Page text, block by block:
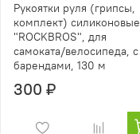
Рукоятки руля (грипсы,
комплект) силиконовые
"ROCKBROS", для
самоката/велосипеда, с
барендами, 130 м
300 ₽